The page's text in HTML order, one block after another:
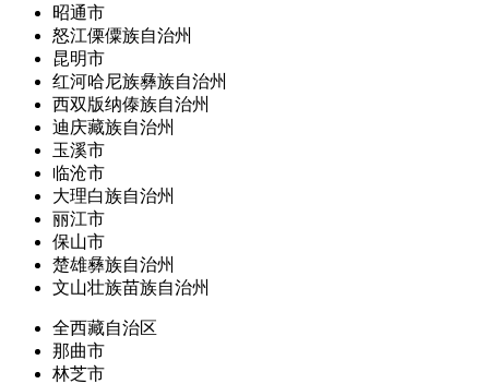
昭通市
怒江傈僳族自治州
昆明市
红河哈尼族彝族自治州
西双版纳傣族自治州
迪庆藏族自治州
玉溪市
临沧市
大理白族自治州
丽江市
保山市
楚雄彝族自治州
文山壮族苗族自治州
全西藏自治区
那曲市
林芝市